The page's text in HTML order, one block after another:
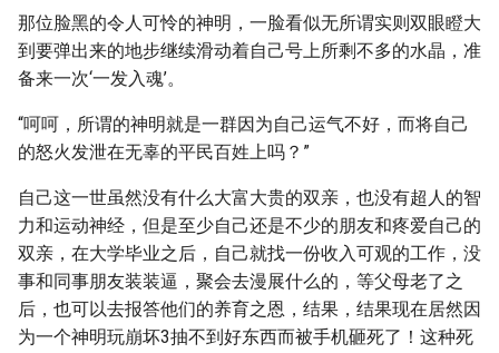
那位脸黑的令人可怜的神明，一脸看似无所谓实则双眼瞪大
到要弹出来的地步继续滑动着自己号上所剩不多的水晶，准
备来一次‘一发入魂’。
“呵呵，所谓的神明就是一群因为自己运气不好，而将自己
的怒火发泄在无辜的平民百姓上吗？”
自己这一世虽然没有什么大富大贵的双亲，也没有超人的智
力和运动神经，但是至少自己还是不少的朋友和疼爱自己的
双亲，在大学毕业之后，自己就找一份收入可观的工作，没
事和同事朋友装装逼，聚会去漫展什么的，等父母老了之
后，也可以去报答他们的养育之恩，结果，结果现在居然因
为一个神明玩崩坏3抽不到好东西而被手机砸死了！这种死